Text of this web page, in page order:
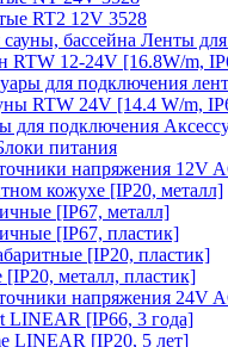
RT2 12V 3528
Ленты для
RTW 12-24V [16.8W/m,
для подключения
RTW 24V [14.4 W/m,
питания
кожухе [IP20, металл]
[IP67, металл]
[IP67, пластик]
[IP20, пластик]
[IP20, металл, пластик]
LINEAR [IP66, 3 года]
LINEAR [IP20, 5 лет]